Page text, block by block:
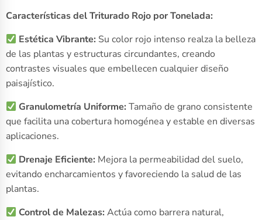
Características del Triturado Rojo por Tonelada:
Estética Vibrante: Su color rojo intenso realza la belleza
de las plantas y estructuras circundantes, creando
contrastes visuales que embellecen cualquier diseño
paisajístico.
Granulometría Uniforme: Tamaño de grano consistente
que facilita una cobertura homogénea y estable en diversas
aplicaciones.
Drenaje Eficiente: Mejora la permeabilidad del suelo,
evitando encharcamientos y favoreciendo la salud de las
plantas.
Control de Malezas: Actúa como barrera natural,